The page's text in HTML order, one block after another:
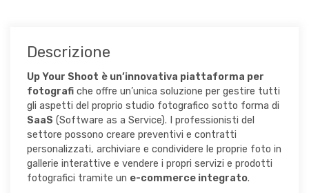
Descrizione
Up Your Shoot è un’innovativa piattaforma per
fotografi che offre un’unica soluzione per gestire tutti
gli aspetti del proprio studio fotografico sotto forma di
SaaS (Software as a Service). I professionisti del
settore possono creare preventivi e contratti
personalizzati, archiviare e condividere le proprie foto in
gallerie interattive e vendere i propri servizi e prodotti
fotografici tramite un e-commerce integrato.